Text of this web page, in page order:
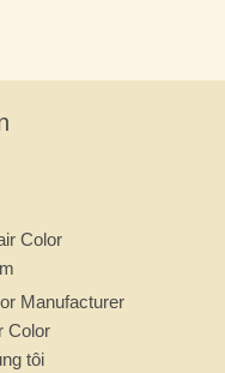
Color
Manufacturer
Color
tôi